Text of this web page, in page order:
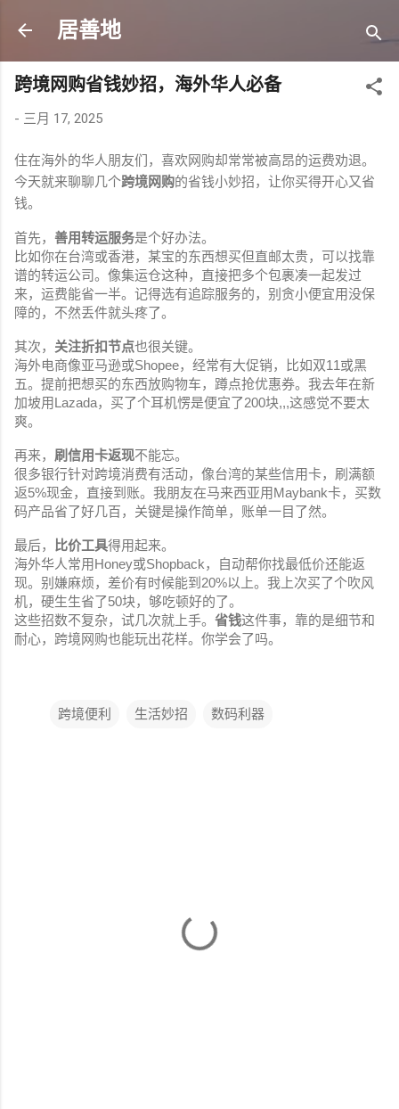
居善地
跨境网购省钱妙招，海外华人必备
- 三月 17, 2025
住在海外的华人朋友们，喜欢网购却常常被高昂的运费劝退。
今天就来聊聊几个跨境网购的省钱小妙招，让你买得开心又省
钱。
首先， 善用转运服务是个好办法。
比如你在台湾或香港，某宝的东西想买但直邮太贵，可以找靠
谱的转运公司。像集运仓这种，直接把多个包裹凑一起发过
来，运费能省一半。记得选有追踪服务的，别贪小便宜用没保
障的，不然丢件就头疼了。
其次， 关注折扣节点也很关键。
海外电商像亚马逊或Shopee，经常有大促销，比如双11或黑
五。提前把想买的东西放购物车，蹲点抢优惠券。我去年在新
加坡用Lazada，买了个耳机愣是便宜了200块,,,这感觉不要太
爽。
再来， 刷信用卡返现不能忘。
很多银行针对跨境消费有活动，像台湾的某些信用卡，刷满额
返5%现金，直接到账。我朋友在马来西亚用Maybank卡，买数
码产品省了好几百，关键是操作简单，账单一目了然。
最后， 比价工具得用起来。
海外华人常用Honey或Shopback，自动帮你找最低价还能返
现。别嫌麻烦，差价有时候能到20%以上。我上次买了个吹风
机，硬生生省了50块，够吃顿好的了。
这些招数不复杂，试几次就上手。 省钱这件事，靠的是细节和
耐心，跨境网购也能玩出花样。你学会了吗。
跨境便利 生活妙招 数码利器